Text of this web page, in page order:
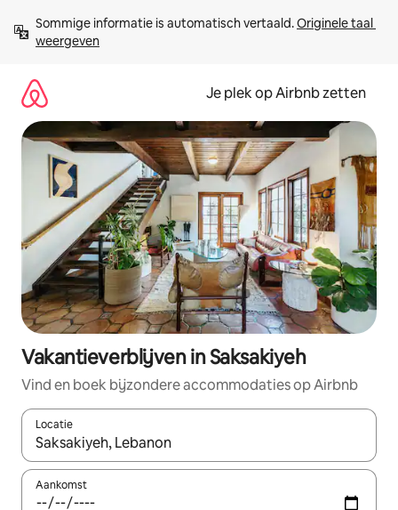
direct
naar
Sommige informatie is automatisch vertaald. Originele taal
weergeven
Je plek op Airbnb zetten
Vakantieverblijven in Saksakiyeh
Vind en boek bijzondere accommodaties op Airbnb
Locatie
Wanneer er resultaten beschikbaar zijn, maak je een keuze
Aankomst